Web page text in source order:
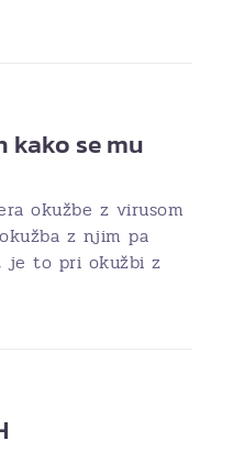
kako se mu
okužbe z virusom
z njim pa
je to pri okužbi z